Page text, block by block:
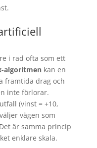
i rad ofta som ett
algoritmenkan en
framtida drag och
inte förlorar.
(vinst = +10,
vägen som
är samma princip
enklare skala.